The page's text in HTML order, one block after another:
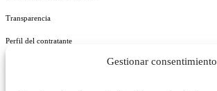
Gestionar consentimiento
Transparencia
Perfil del contratante